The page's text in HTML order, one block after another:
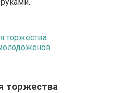
торжества
торжества